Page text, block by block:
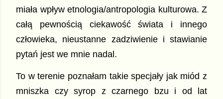
miała wpływ etnologia/antropologia kulturowa. Z
całą pewnością ciekawość świata i innego
człowieka, nieustanne zadziwienie i stawianie
pytań jest we mnie nadal.
To w terenie poznałam takie specjały jak miód z
mniszka czy syrop z czarnego bzu i od lat